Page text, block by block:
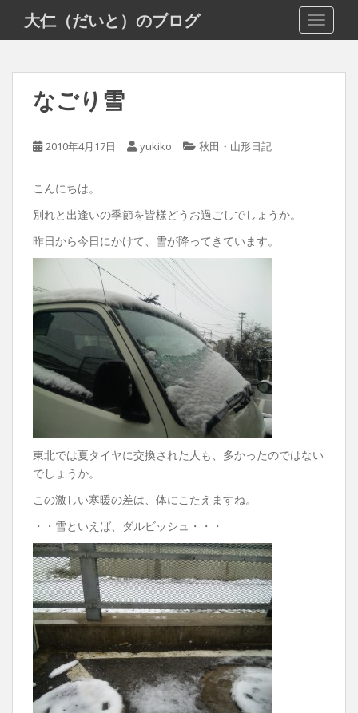
i
大仁（だいと）のブログ
なごり雪
2010年4月17日 yukiko 秋田・山形日記
こんにちは。
別れと出逢いの季節を皆様どうお過ごしでしょうか。
昨日から今日にかけて、雪が降ってきています。
東北では夏タイヤに交換された人も、多かったのではない
でしょうか。
この激しい寒暖の差は、体にこたえますね。
・・雪といえば、ダルビッシュ・・・